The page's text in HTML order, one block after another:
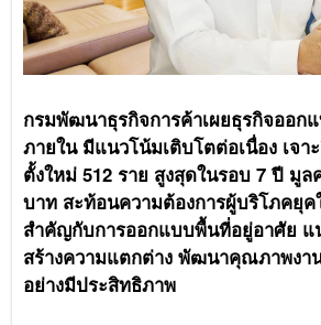
กรมพัฒนาธุรกิจการค้าเผยธุรกิจออก
ภายใน มีแนวโน้มเติบโตต่อเนื่อง เจ
ตั้งใหม่ 512 ราย สูงสุดในรอบ 7 ปี มูล
บาท สะท้อนความต้องการผู้บริโภคยุ
สำคัญกับการออกแบบพื้นที่อยู่อาศัย แ
สร้างความแตกต่าง พัฒนาคุณภาพงา
อย่างมีประสิทธิภาพ